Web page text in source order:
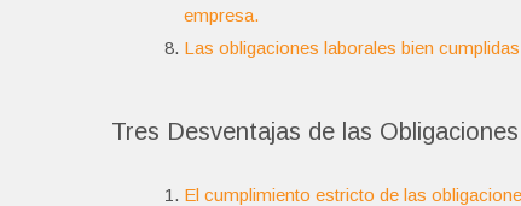
empresa.
Las obligaciones laborales bien
Tres Desventajas de las
El cumplimiento estricto de las